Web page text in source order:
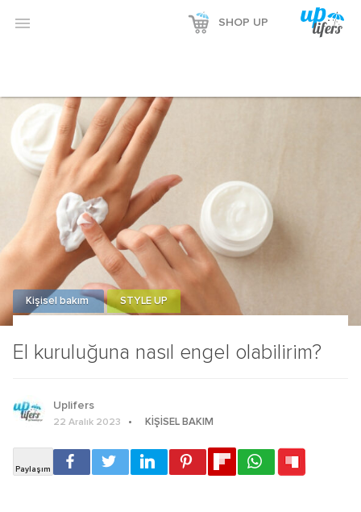
 SHOP UP
El kuruluğuna nasıl engel olabilirim?
Kişisel bakım STYLE UP
Uplifers
22 Aralık 2023 KIŞISEL BAKIM